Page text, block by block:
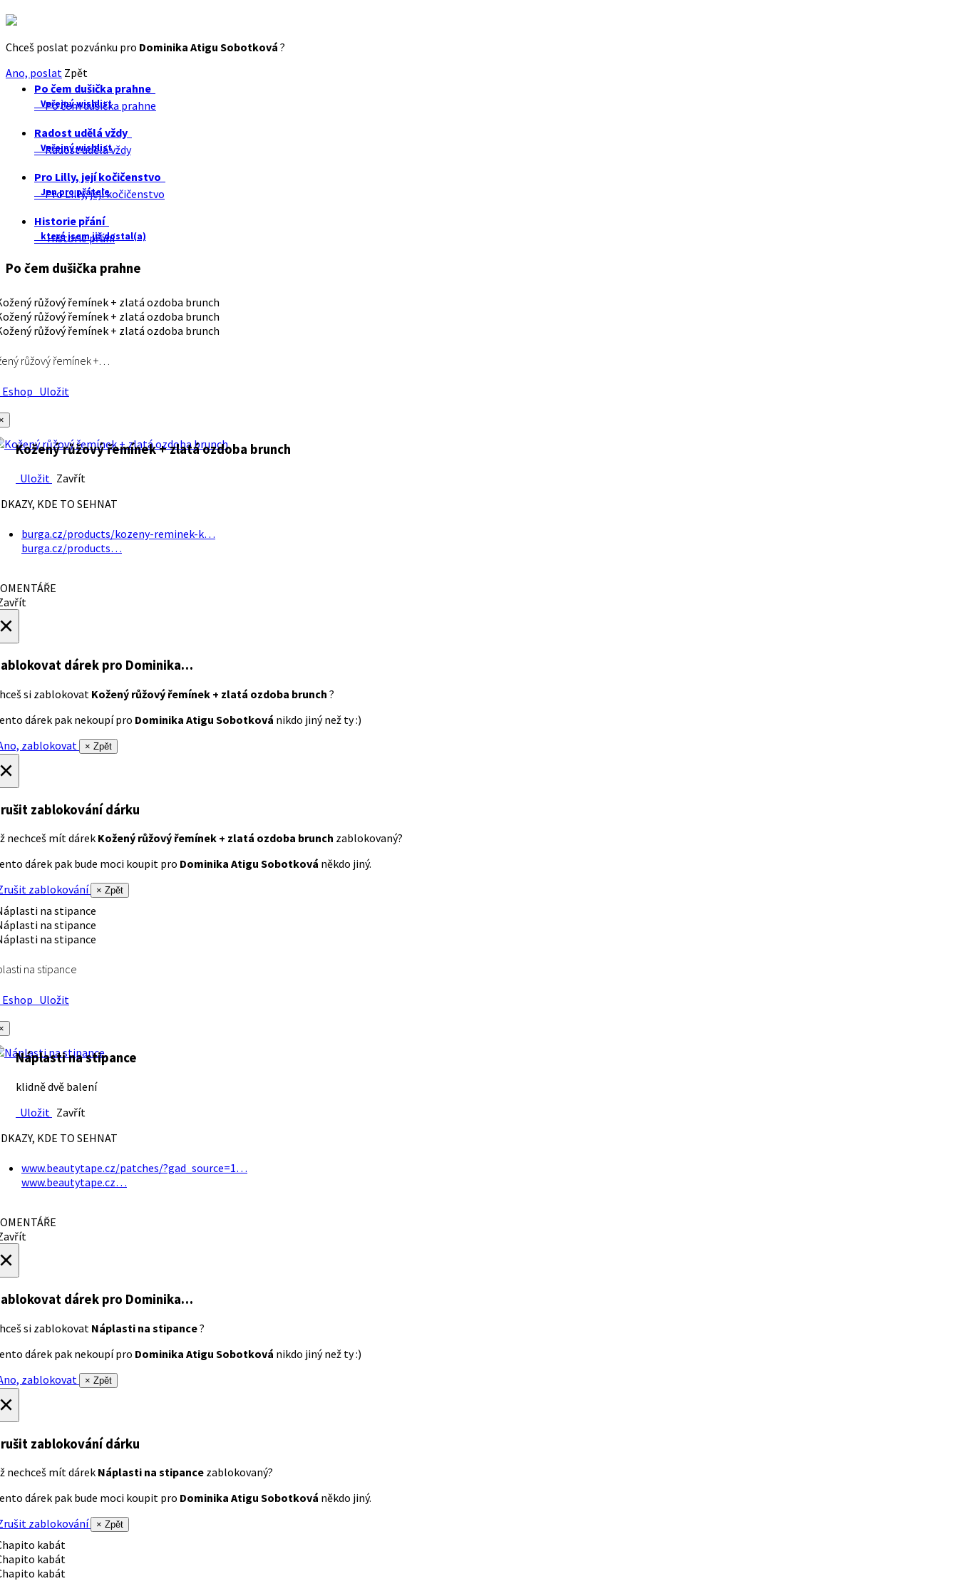
Chceš poslat pozvánku pro Dominika Atigu Sobotková ?
Ano, poslat Zpět
Po čem dušička prahne
Veřejný wishlist
Po čem dušička prahne
Radost udělá vždy
Veřejný wishlist
Radost udělá vždy
Pro Lilly, její kočičenstvo
Jen pro přátele
Pro Lilly, její kočičenstvo
Historie přání
které jsem již dostal(a)
Historie přání
Po čem dušička prahne
růžový řemínek +…
Uložit
Kožený růžový řemínek + zlatá ozdoba brunch
Uložit Zavřít
KDE TO SEHNAT
burga.cz/products/kozeny-reminek-k…
burga.cz/products…
dárek pro Dominika…
si zablokovat Kožený růžový řemínek + zlatá ozdoba brunch ?
dárek pak nekoupí pro Dominika Atigu Sobotková nikdo jiný než ty :)
zablokovat
× Zpět
zablokování dárku
nechceš mít dárek Kožený růžový řemínek + zlatá ozdoba brunch zablokovaný?
dárek pak bude moci koupit pro Dominika Atigu Sobotková někdo jiný.
zablokování
× Zpět
na stipance
Uložit
Náplasti na stipance
klidně dvě balení
Uložit Zavřít
KDE TO SEHNAT
www.beautytape.cz/patches/?gad_source=1…
www.beautytape.cz…
dárek pro Dominika…
si zablokovat Náplasti na stipance?
dárek pak nekoupí pro Dominika Atigu Sobotková nikdo jiný než ty :)
zablokovat
× Zpět
zablokování dárku
nechceš mít dárek Náplasti na stipance zablokovaný?
dárek pak bude moci koupit pro Dominika Atigu Sobotková někdo jiný.
zablokování
× Zpět